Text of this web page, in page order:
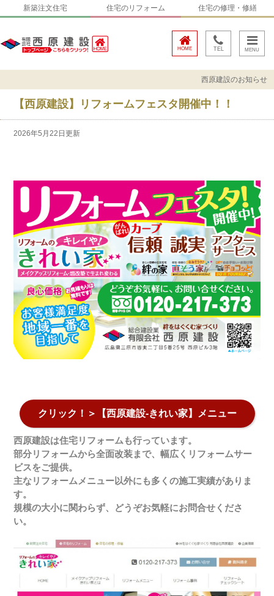
新築注文住宅 住宅のリフォーム 住宅の修理・修繕
TEL
HOME
西原建設のお知らせ
【西原建設】リフォームフェスタ開催中！！
2026年5月22日更新
クリック！＞【西原建設-きれい家】メニュー
西原建設は住宅リフォームも行っています。
部分リフォームから全面改装まで、幅広くリフォームサー
ビスをご提供。
主なリフォームメニュー以外にも多くの施工実績がありま
す。
規模の大小に関わらず、どうぞお気軽にお問合せくださ
い。